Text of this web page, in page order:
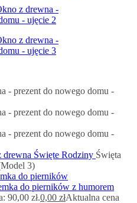
drewna Święte Rodziny Święta
3)
do pierników z humorem
90,00 zł.0,00 złAktualna cena